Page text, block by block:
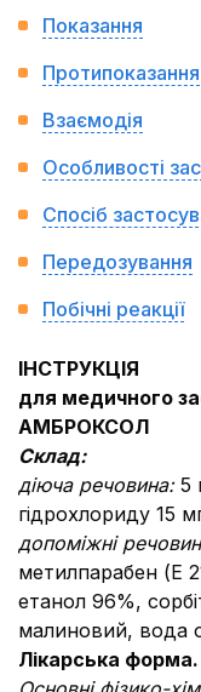
Показання
Протипоказання
Взаємодія
Особливості
Спосіб
Передозування
Побічні реакції
ІНСТРУКЦІЯ
для медичного
АМБРОКСОЛ
Склад:
діюча речовина: 5
гідрохлориду 15
допоміжні
метилпарабен (Е
етанол 96%,
малиновий, вода
Лікарська форма.